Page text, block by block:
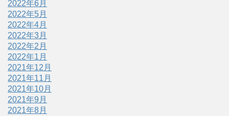
2022年6月
2022年5月
2022年4月
2022年3月
2022年2月
2022年1月
2021年12月
2021年11月
2021年10月
2021年9月
2021年8月